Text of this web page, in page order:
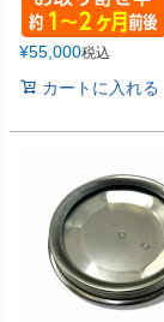
¥55,000税込
カートに入れる